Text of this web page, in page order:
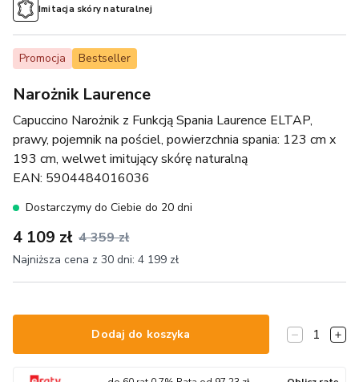
Promocja Bestseller
Narożnik Laurence
Capuccino Narożnik z Funkcją Spania Laurence ELTAP,
prawy, pojemnik na pościel, powierzchnia spania: 123 cm x
193 cm, welwet imitujący skórę naturalną
EAN: 5904484016036
Dostarczymy do Ciebie do 20 dni
4 109 zł 4 359 zł
Najniższa cena z 30 dni: 4 199 zł
Imitacja skóry naturalnej
Dodaj do koszyka 1